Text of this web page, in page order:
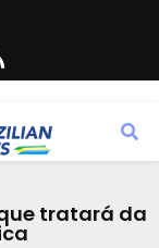
s
tratará da